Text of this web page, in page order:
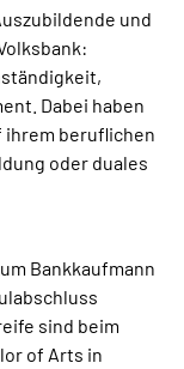
und
Dabei haben
ihrem beruflichen
oder duales
Bankkaufmann
sind beim
of Arts in